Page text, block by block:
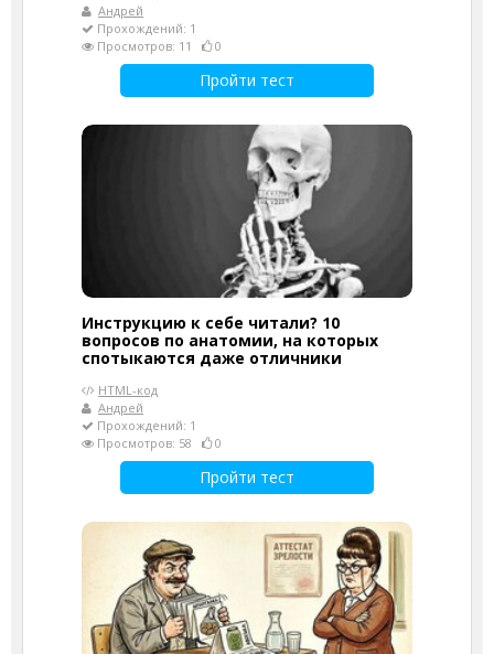
Андрей
Прохождений: 1
Просмотров: 11
0
Пройти тест
Инструкцию к себе читали? 10
вопросов по анатомии, на которых
спотыкаются даже отличники
HTML-код
Андрей
Прохождений: 1
Просмотров: 58
0
Пройти тест